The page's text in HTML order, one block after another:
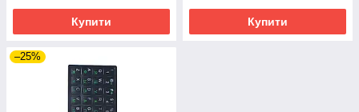
Купити Купити
–25%